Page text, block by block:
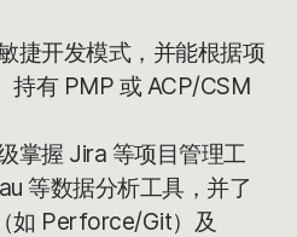
捷开发模式，并能根据项
持有 PMP 或 ACP/CSM
掌握 Jira 等项目管理工
等数据分析工具，并了
如 Perforce/Git）及